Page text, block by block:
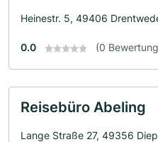
Heinestr. 5, 49406
0.0 (0
Reisebüro Abeling
Lange Straße 27, 49356